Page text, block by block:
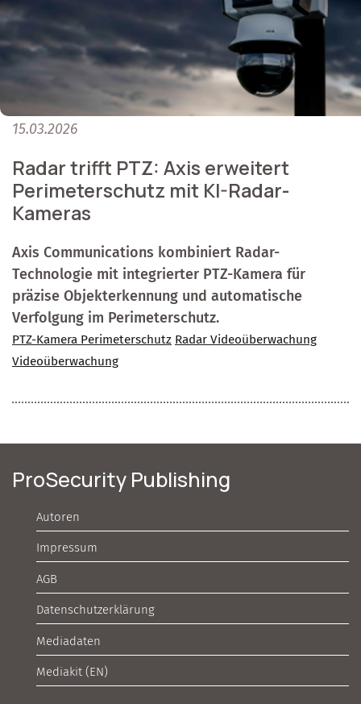
15.03.2026
Radar trifft PTZ: Axis erweitert
Perimeterschutz mit KI-Radar-
Kameras
Axis Communications kombiniert Radar-
Technologie mit integrierter PTZ-Kamera für
präzise Objekterkennung und automatische
Verfolgung im Perimeterschutz.
PTZ-Kamera Perimeterschutz Radar Videoüberwachung
Videoüberwachung
ProSecurity Publishing
Autoren
Impressum
AGB
Datenschutzerklärung
Mediadaten
Mediakit (EN)